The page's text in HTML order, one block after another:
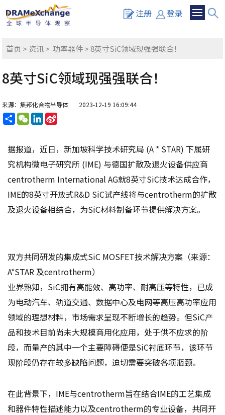
注册 登录
首页 > 资讯>功率器件> 8英寸SiC领域现强强联合！
8英寸SiC领域现强强联合！
来源：集邦化合物半导体 2023-12-19 16:09:44
分
享
WeChatLinkedIn
据报道，近日，新加坡科学技术研究局 (A * STAR) 下属研
究机构微电子研究所 (IME) 与德国扩散及退火设备供应商
centrotherm International AG就8英寸SiC技术达成合作，
IME的8英寸开放式R&D SiC试产线将与centrotherm的扩散
及退火设备相结合，为SiC材料制备环节提供解决方案。
双方共同研发的集成式SiC MOSFET技术解决方案（来源：
A*STAR 及centrotherm）
业界熟知，SiC拥有高能效、高功率、耐高压等特性，已成
为电动汽车、轨道交通、数据中心及电网等高压高功率应用
领域的理想材料，市场需求呈现不断增长的趋势。但SiC产
品和技术目前尚未大规模商用化应用，处于供不应求的阶
段，而量产的其中一个主要障碍便是SiC衬底环节，该环节
现阶段仍存在较多缺陷问题，迫切需要突破各项瓶颈。
在此背景下，IME与centrotherm旨在结合IME的工艺集成
和器件特性描述能力以及centrotherm的专业设备，共同开